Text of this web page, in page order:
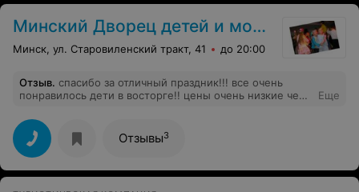
Минский Дворец детей и молодежи
Минск, ул. Старовиленский тракт, 41 до 20:00
Отзыв. спасибо за отличный праздник!!! все очень
понравилось дети в восторге!! цены очень низкие чем
всем удачи!
Еще
Отзывы3